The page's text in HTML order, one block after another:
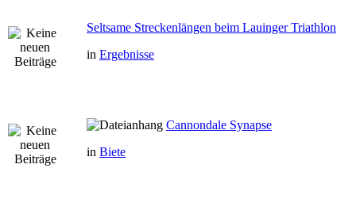
Seltsame Streckenlängen beim Lauinger Triathlon
in Ergebnisse
Cannondale Synapse
in Biete